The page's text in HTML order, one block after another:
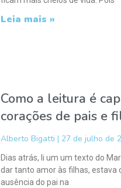
Leia mais »
Como a leitura é
corações de pais e
Alberto Bigatti 27 de julho de
Dias atrás, li um um texto do
dar tanto amor às filhas,
ausência do pai na